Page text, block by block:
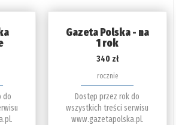
do
Gazeta Polska - na
1 rok
340 zł
rocznie
Dostęp przez rok do
wszystkich treści serwisu
www.gazetapolska.pl.